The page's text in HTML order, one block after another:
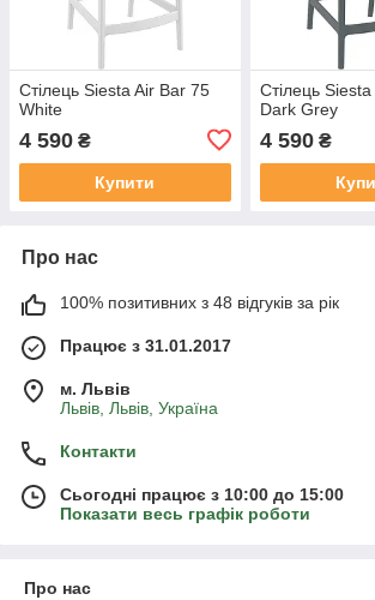
Стілець Siesta Air Bar 75
White
4 590 ₴
Купити
Стілець
Dark Grey
4 590₴
Про нас
100% позитивних з 48 відгуків за рік
Працює з 31.01.2017
м. Львів
Львів, Львів, Україна
Контакти
Сьогодні працює з 10:00 до 15:00
Показати весь графік роботи
Про нас